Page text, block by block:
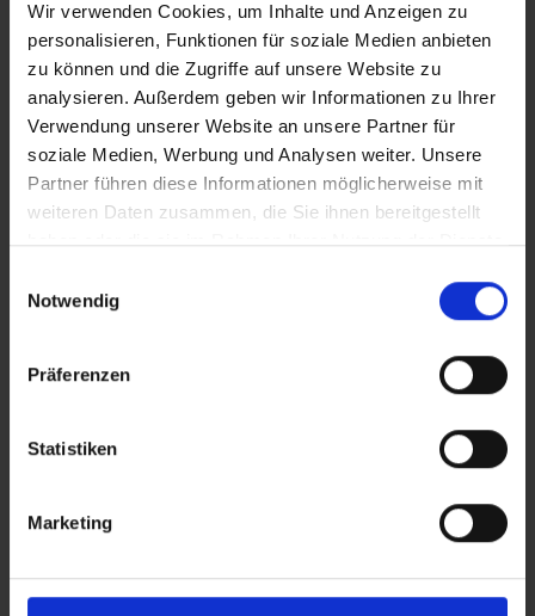
Wir verwenden Cookies, um Inhalte und Anzeigen zu
personalisieren, Funktionen für soziale Medien anbieten
zu können und die Zugriffe auf unsere Website zu
analysieren. Außerdem geben wir Informationen zu Ihrer
Verwendung unserer Website an unsere Partner für
soziale Medien, Werbung und Analysen weiter. Unsere
Partner führen diese Informationen möglicherweise mit
weiteren Daten zusammen, die Sie ihnen bereitgestellt
haben oder die sie im Rahmen Ihrer Nutzung der Dienste
Notwendig
Präferenzen
Statistiken
Marketing
24,00 €*
64,00 €*
BioBloom CBD Öl 8%
34,00 €*
BioBloom CBD Öl 8%